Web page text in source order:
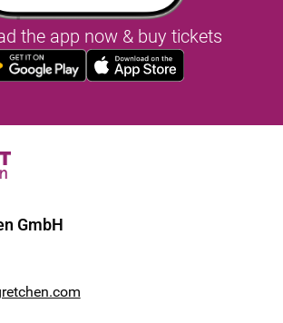
the app now & buy tickets
GmbH